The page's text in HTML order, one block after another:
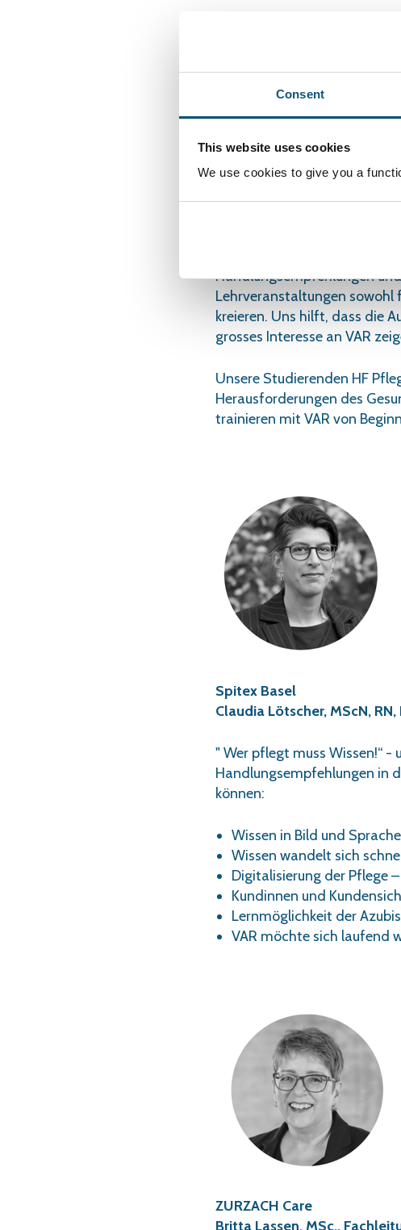
Consent
This website uses cookies
We use cookies to give you a
Regionales
Dr. Katja Hornung,
"VAR Healthcare löst
in das Praxisfeld Pflege
vorherrschenden
Abläufe im Akutspital von
Versorgungsbereiche
Wir erleben ein grosses
Handlungsempfehlungen
Lehrveranstaltungen sowohl
kreieren. Uns hilft, dass die
grosses Interesse an VAR
Unsere Studierenden HF
Herausforderungen des
trainieren mit VAR von
Spitex Basel
Claudia Lötscher, MScN,
" Wer pflegt muss Wissen!“
Handlungsempfehlungen in
können:
Wissen in Bild und
Wissen wandelt sich
Digitalisierung der Pflege
Kundinnen und
Lernmöglichkeit der Azubis
VAR möchte sich laufend
ZURZACH Care
Britta Lassen, MSc.,